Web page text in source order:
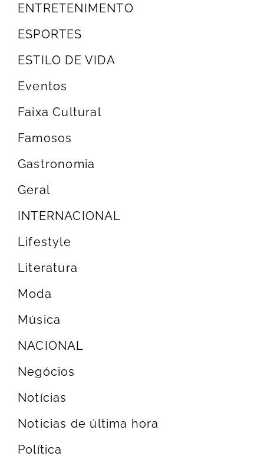
ENTRETENIMENTO
ESPORTES
ESTILO DE VIDA
Eventos
Faixa Cultural
Famosos
Gastronomia
Geral
INTERNACIONAL
Lifestyle
Literatura
Moda
Música
NACIONAL
Negócios
Notícias
Noticias de última hora
Política